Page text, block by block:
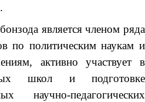
является членом ряда
по политическим наукам и
активно участвует в
школ и подготовке
научно-педагогических